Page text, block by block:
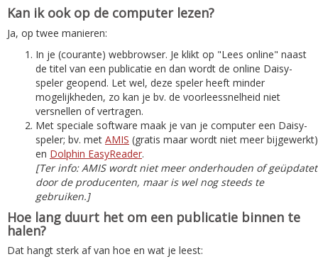
Kan ik ook op de computer lezen?
Ja, op twee manieren:
In je (courante) webbrowser. Je klikt op "Lees online" naast
de titel van een publicatie en dan wordt de online Daisy-
speler geopend. Let wel, deze speler heeft minder
mogelijkheden, zo kan je bv. de voorleessnelheid niet
versnellen of vertragen.
Met speciale software maak je van je computer een Daisy-
speler; bv. met AMIS (gratis maar wordt niet meer bijgewerkt)
en Dolphin EasyReader.
[Ter info: AMIS wordt niet meer onderhouden of geüpdatet
door de producenten, maar is wel nog steeds te
gebruiken.]
Hoe lang duurt het om een publicatie binnen te
halen?
Dat hangt sterk af van hoe en wat je leest: